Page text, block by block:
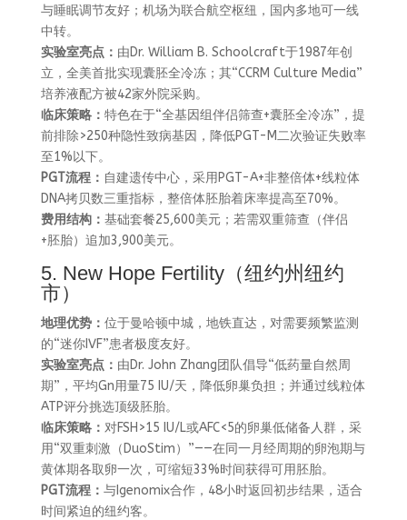
与睡眠调节友好；机场为联合航空枢纽，国内多地可一线
中转。
实验室亮点： 由Dr. William B. Schoolcraft于1987年创
立，全美首批实现囊胚全冷冻；其“CCRM Culture Media”
培养液配方被42家外院采购。
临床策略： 特色在于“全基因组伴侣筛查+囊胚全冷冻”，提
前排除>250种隐性致病基因，降低PGT-M二次验证失败率
至1%以下。
PGT流程： 自建遗传中心，采用PGT-A+非整倍体+线粒体
DNA拷贝数三重指标，整倍体胚胎着床率提高至70%。
费用结构： 基础套餐25,600美元；若需双重筛查（伴侣
+胚胎）追加3,900美元。
5. New Hope Fertility（纽约州纽约
市）
地理优势： 位于曼哈顿中城，地铁直达，对需要频繁监测
的“迷你IVF”患者极度友好。
实验室亮点： 由Dr. John Zhang团队倡导“低药量自然周
期”，平均Gn用量75 IU/天，降低卵巢负担；并通过线粒体
ATP评分挑选顶级胚胎。
临床策略： 对FSH>15 IU/L或AFC<5的卵巢低储备人群，采
用“双重刺激（DuoStim）”——在同一月经周期的卵泡期与
黄体期各取卵一次，可缩短33%时间获得可用胚胎。
PGT流程： 与Igenomix合作，48小时返回初步结果，适合
时间紧迫的纽约客。